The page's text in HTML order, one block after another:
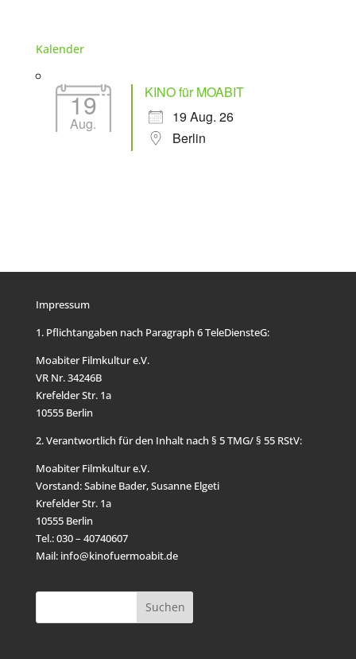
Kalender
19
Aug.
KINO für MOABIT
19 Aug. 26
Berlin
Impressum
1. Pflichtangaben nach Paragraph 6 TeleDiensteG:
Moabiter Filmkultur e.V.
VR Nr. 34246B
Krefelder Str. 1a
10555 Berlin
2. Verantwortlich für den Inhalt nach § 5 TMG/ § 55 RStV:
Moabiter Filmkultur e.V.
Vorstand: Sabine Bader, Susanne Elgeti
Krefelder Str. 1a
10555 Berlin
Tel.: 030 – 40740607
Mail: info@kinofuermoabit.de